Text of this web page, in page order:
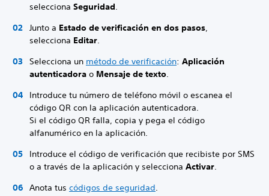
selecciona Seguridad
Junto a Estado de verificación en dos pasos
selecciona Editar
Selecciona un método de verificación: Aplicación
autenticadora o Mensaje de texto
Introduce tu número de teléfono móvil o escanea el
código QR con la aplicación autenticadora.
Si el código QR falla, copia y pega el código
alfanumérico en la aplicación.
Introduce el código de verificación que recibiste por SMS
o a través de la aplicación y selecciona Activar
Anota tus códigos de seguridad